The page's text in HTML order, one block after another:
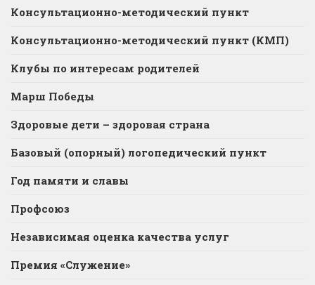
Консультационно-методический пункт
Консультационно-методический пункт (КМП)
Клубы по интересам родителей
Марш Победы
Здоровые дети – здоровая страна
Базовый (опорный) логопедический пункт
Год памяти и славы
Профсоюз
Независимая оценка качества услуг
Премия «Служение»